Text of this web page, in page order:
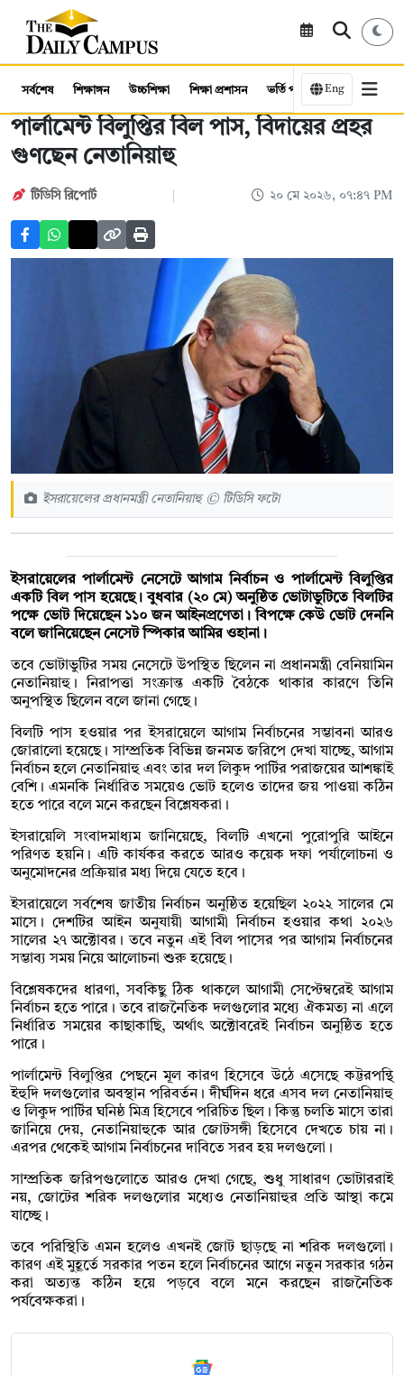
সর্বশেষ শিক্ষাঙ্গন উচ্চশিক্ষা শিক্ষা প্রশাসন ভর্তি পরীক্ষা কর্মসংস্থান
Eng
পার্লামেন্ট বিলুপ্তির বিল পাস, বিদায়ের প্রহর
গুণছেন নেতানিয়াহু
টিডিসি রিপোর্ট ২০ মে ২০২৬, ০৭:৪৭ PM
ইসরায়েলের প্রধানমন্ত্রী নেতানিয়াহু © টিডিসি ফটো
ইসরায়েলের পার্লামেন্ট নেসেটে আগাম নির্বাচন ও পার্লামেন্ট বিলুপ্তির
একটি বিল পাস হয়েছে। বুধবার (২০ মে) অনুষ্ঠিত ভোটাভুটিতে বিলটির
পক্ষে ভোট দিয়েছেন ১১০ জন আইনপ্রণেতা। বিপক্ষে কেউ ভোট দেননি
বলে জানিয়েছেন নেসেট স্পিকার আমির ওহানা।
তবে ভোটাভুটির সময় নেসেটে উপস্থিত ছিলেন না প্রধানমন্ত্রী বেনিয়ামিন
নেতানিয়াহু। নিরাপত্তা সংক্রান্ত একটি বৈঠকে থাকার কারণে তিনি
অনুপস্থিত ছিলেন বলে জানা গেছে।
বিলটি পাস হওয়ার পর ইসরায়েলে আগাম নির্বাচনের সম্ভাবনা আরও
জোরালো হয়েছে। সাম্প্রতিক বিভিন্ন জনমত জরিপে দেখা যাচ্ছে, আগাম
নির্বাচন হলে নেতানিয়াহু এবং তার দল লিকুদ পার্টির পরাজয়ের আশঙ্কাই
বেশি। এমনকি নির্ধারিত সময়েও ভোট হলেও তাদের জয় পাওয়া কঠিন
হতে পারে বলে মনে করছেন বিশ্লেষকরা।
ইসরায়েলি সংবাদমাধ্যম জানিয়েছে, বিলটি এখনো পুরোপুরি আইনে
পরিণত হয়নি। এটি কার্যকর করতে আরও কয়েক দফা পর্যালোচনা ও
অনুমোদনের প্রক্রিয়ার মধ্য দিয়ে যেতে হবে।
ইসরায়েলে সর্বশেষ জাতীয় নির্বাচন অনুষ্ঠিত হয়েছিল ২০২২ সালের মে
মাসে। দেশটির আইন অনুযায়ী আগামী নির্বাচন হওয়ার কথা ২০২৬
সালের ২৭ অক্টোবর। তবে নতুন এই বিল পাসের পর আগাম নির্বাচনের
সম্ভাব্য সময় নিয়ে আলোচনা শুরু হয়েছে।
বিশ্লেষকদের ধারণা, সবকিছু ঠিক থাকলে আগামী সেপ্টেম্বরেই আগাম
নির্বাচন হতে পারে। তবে রাজনৈতিক দলগুলোর মধ্যে ঐকমত্য না এলে
নির্ধারিত সময়ের কাছাকাছি, অর্থাৎ অক্টোবরেই নির্বাচন অনুষ্ঠিত হতে
পারে।
পার্লামেন্ট বিলুপ্তির পেছনে মূল কারণ হিসেবে উঠে এসেছে কট্টরপন্থি
ইহুদি দলগুলোর অবস্থান পরিবর্তন। দীর্ঘদিন ধরে এসব দল নেতানিয়াহু
ও লিকুদ পার্টির ঘনিষ্ঠ মিত্র হিসেবে পরিচিত ছিল। কিন্তু চলতি মাসে তারা
জানিয়ে দেয়, নেতানিয়াহুকে আর জোটসঙ্গী হিসেবে দেখতে চায় না।
এরপর থেকেই আগাম নির্বাচনের দাবিতে সরব হয় দলগুলো।
সাম্প্রতিক জরিপগুলোতে আরও দেখা গেছে, শুধু সাধারণ ভোটাররাই
নয়, জোটের শরিক দলগুলোর মধ্যেও নেতানিয়াহুর প্রতি আস্থা কমে
যাচ্ছে।
তবে পরিস্থিতি এমন হলেও এখনই জোট ছাড়ছে না শরিক দলগুলো।
কারণ এই মুহূর্তে সরকার পতন হলে নির্বাচনের আগে নতুন সরকার গঠন
করা অত্যন্ত কঠিন হয়ে পড়বে বলে মনে করছেন রাজনৈতিক
পর্যবেক্ষকরা।